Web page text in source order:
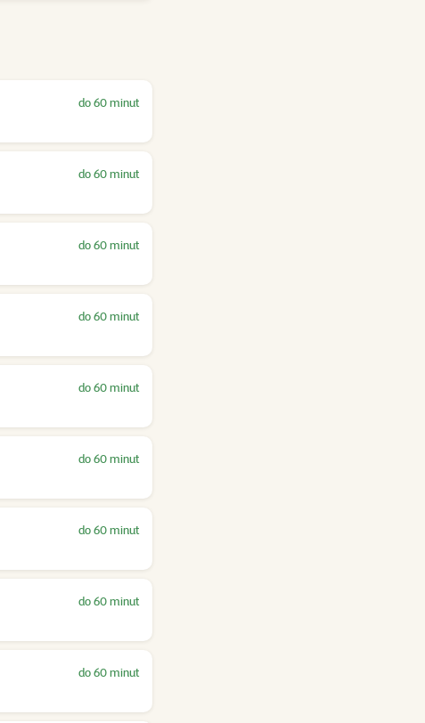
do 60 minut
do 60 minut
do 60 minut
do 60 minut
do 60 minut
do 60 minut
do 60 minut
do 60 minut
do 60 minut